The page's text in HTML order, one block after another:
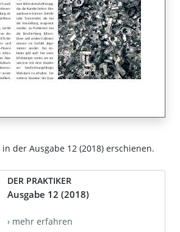
der Ausgabe 12 (2018) erschienen.
DER PRAKTIKER
Ausgabe 12 (2018)
› mehr erfahren